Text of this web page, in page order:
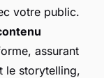
votre public.
assurant
le storytelling,